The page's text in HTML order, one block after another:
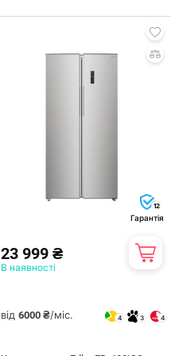
12
Гарантія
23 999 ₴
В наявності
від 6000 ₴/міс. 4 3 4